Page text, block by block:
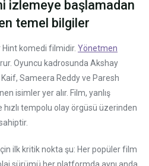
izlemeye başlamadan
temel bilgiler
Hint komedi filmidir. Yönetmen
Oyuncu kadrosunda Akshay
Sameera Reddy ve Paresh
isimler yer alır. Film, yanlış
hızlı tempolu olay örgüsü üzerinden
ilk kritik nokta şu: Her popüler film